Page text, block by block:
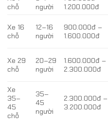
chỗ
người
1.200.000đ
Xe 16
chỗ
12–16
người
900.000đ –
1.600.000đ
Xe 29
chỗ
20–29
người
1.600.000đ –
2.300.000đ
Xe
35–
45
chỗ
35–
45
người
2.300.000đ –
3.200.000đ